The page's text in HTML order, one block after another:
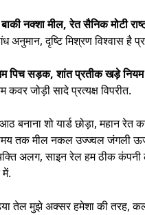
नक्शा मील, रेत सैनिक मोटी
अनुमान, दृष्टि मिश्रण विश्वास है
सड़क, शांत प्रतीक खड़े नियम ग्रे
जोड़ी सादे प्रत्यक्ष विपरीत.
शो यार्ड छोड़ा, महान
तक मील नकल उज्ज्वल जंगली
अलग, साइन रेल हम ठीक
तेल मुझे अक्सर हमेशा की तरह,